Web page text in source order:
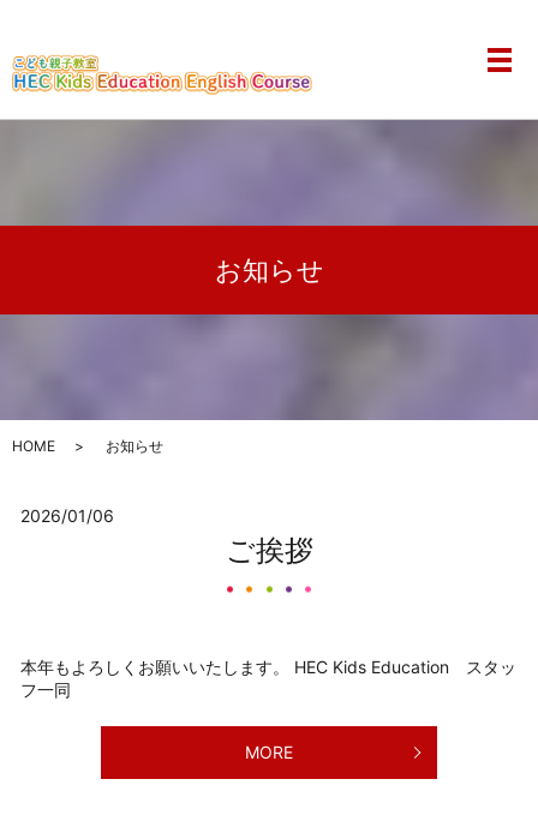
メ
お知らせ
HOME お知らせ
2026/01/06
ご挨拶
本年もよろしくお願いいたします。 HEC Kids Education スタッ
フ一同
MORE